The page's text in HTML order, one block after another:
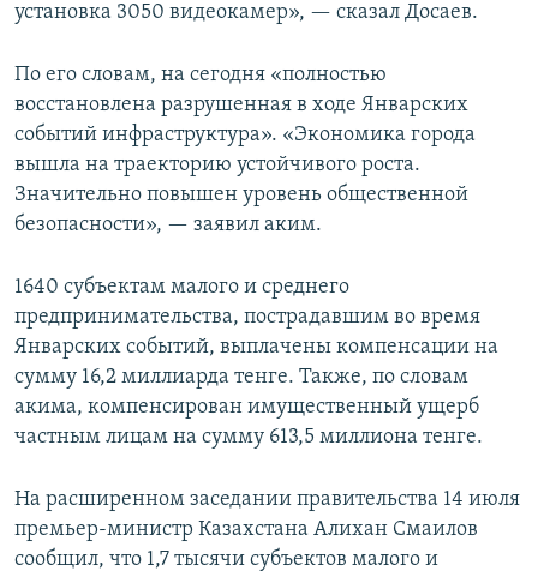
установка 3050 видеокамер», — сказал Досаев.
По его словам, на сегодня «полностью
восстановлена разрушенная в ходе Январских
событий инфраструктура». «Экономика города
вышла на траекторию устойчивого роста.
Значительно повышен уровень общественной
безопасности», — заявил аким.
1640 субъектам малого и среднего
предпринимательства, пострадавшим во время
Январских событий, выплачены компенсации на
сумму 16,2 миллиарда тенге. Также, по словам
акима, компенсирован имущественный ущерб
частным лицам на сумму 613,5 миллиона тенге.
На расширенном заседании правительства 14 июля
премьер-министр Казахстана Алихан Смаилов
сообщил, что 1,7 тысячи субъектов малого и